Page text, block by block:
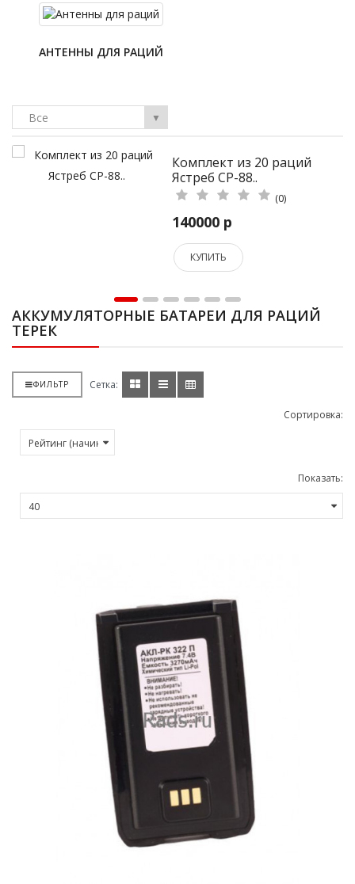
АНТЕННЫ ДЛЯ РАЦИЙ
Все ▼
из 20 раций
СР-88..
АККУМУЛЯТОРНЫЕ БАТАРЕИ ДЛЯ РАЦИЙ
ТЕРЕК
ФИЛЬТР Сетка:
Сортировка:
Показать: